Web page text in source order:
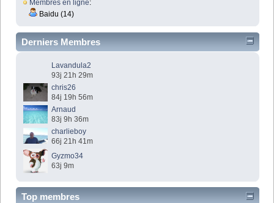
Membres en ligne:
Baidu (14)
Derniers Membres
Lavandula2
93j 21h 29m
chris26
84j 19h 56m
Arnaud
83j 9h 36m
charlieboy
66j 21h 41m
Gyzmo34
63j 9m
Top membres